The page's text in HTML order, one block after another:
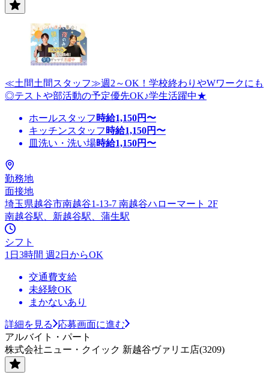
≪土間土間スタッフ≫週2～OK！学校終わりやWワークにも
◎テストや部活動の予定優先OK♪学生活躍中★
ホールスタッフ 時給1,150円〜
キッチンスタッフ 時給1,150円〜
皿洗い・洗い場時給1,150円〜
勤務地
面接地
埼玉県越谷市南越谷1-13-7 南越谷ハローマート 2F
南越谷駅、新越谷駅、蒲生駅
シフト
1日3時間 週2日からOK
交通費支給
未経験OK
まかないあり
詳細を見る
応募画面に進む
アルバイト・パート
株式会社ニュー・クイック 新越谷ヴァリエ店(3209)